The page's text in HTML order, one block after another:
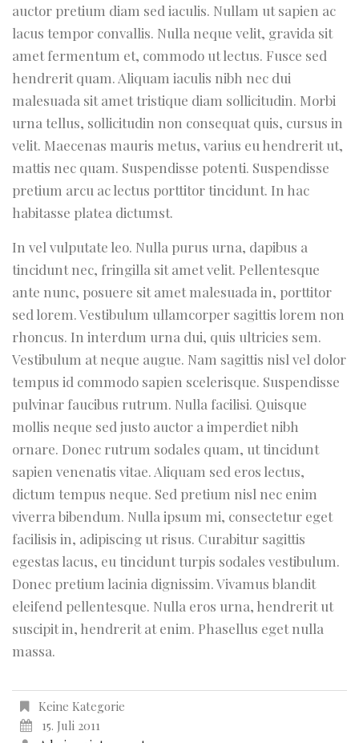
auctor pretium diam sed iaculis. Nullam ut sapien ac
lacus tempor convallis. Nulla neque velit, gravida sit
amet fermentum et, commodo ut lectus. Fusce sed
hendrerit quam. Aliquam iaculis nibh nec dui
malesuada sit amet tristique diam sollicitudin. Morbi
urna tellus, sollicitudin non consequat quis, cursus in
velit. Maecenas mauris metus, varius eu hendrerit ut,
mattis nec quam. Suspendisse potenti. Suspendisse
pretium arcu ac lectus porttitor tincidunt. In hac
habitasse platea dictumst.
In vel vulputate leo. Nulla purus urna, dapibus a
tincidunt nec, fringilla sit amet velit. Pellentesque
ante nunc, posuere sit amet malesuada in, porttitor
sed lorem. Vestibulum ullamcorper sagittis lorem non
rhoncus. In interdum urna dui, quis ultricies sem.
Vestibulum at neque augue. Nam sagittis nisl vel dolor
tempus id commodo sapien scelerisque. Suspendisse
pulvinar faucibus rutrum. Nulla facilisi. Quisque
mollis neque sed justo auctor a imperdiet nibh
ornare. Donec rutrum sodales quam, ut tincidunt
sapien venenatis vitae. Aliquam sed eros lectus,
dictum tempus neque. Sed pretium nisl nec enim
viverra bibendum. Nulla ipsum mi, consectetur eget
facilisis in, adipiscing ut risus. Curabitur sagittis
egestas lacus, eu tincidunt turpis sodales vestibulum.
Donec pretium lacinia dignissim. Vivamus blandit
eleifend pellentesque. Nulla eros urna, hendrerit ut
suscipit in, hendrerit at enim. Phasellus eget nulla
massa.
Keine Kategorie
15. Juli 2011